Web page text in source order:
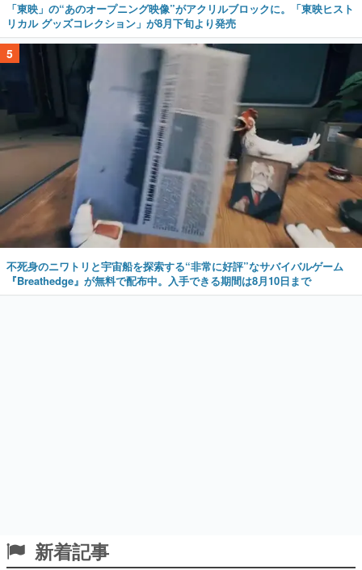
「東映」の“あのオープニング映像”がアクリルブロックに。「東映ヒスト
リカル グッズコレクション」が8月下旬より発売
5
不死身のニワトリと宇宙船を探索する“非常に好評”なサバイバルゲーム
『Breathedge』が無料で配布中。入手できる期間は8月10日まで
新着記事